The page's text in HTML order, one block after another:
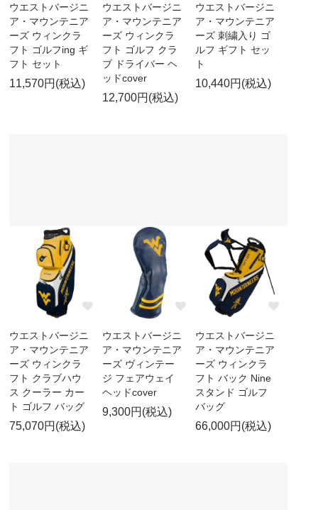
ウエストバージニ
ア・マウンテニア
ーズ ウィンクラ
フト ゴルフing ギ
フト セット
11,570円(税込)
ウエストバージニ
ア・マウンテニア
ーズ ウィンクラ
フト ゴルフ クラ
ブ ドライバー ヘ
ッドcover
12,700円(税込)
ウエストバージニ
ア・マウンテニア
ーズ 刺繍入り ゴ
ルフ ギフト セッ
ト
10,440円(税込)
ウエストバージニ
ア・マウンテニア
ーズ ウィンクラ
フト クラブハウ
ス クーラー カー
ト ゴルフ バッグ
75,070円(税込)
ウエストバージニ
ア・マウンテニア
ーズ ヴィンテー
ジ フェアウェイ
ヘッドcover
9,300円(税込)
ウエストバージニ
ア・マウンテニア
ーズ ウィンクラ
フト バック Nine
スタンド ゴルフ
バッグ
66,000円(税込)